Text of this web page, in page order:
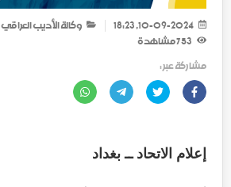
وكالة الأديب العراقي
مشاهدة
مشاركة عبر :
إعلام الاتحاد ــ بغداد